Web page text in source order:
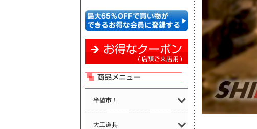
半値市！
大工道具